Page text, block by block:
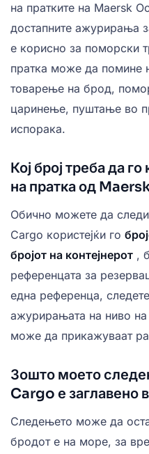
на пратките на Maersk
достапните ажурирања
е корисно за поморски
пратка може да помине
товарење на брод,
царинење, пуштање во
испорака.
Кој број треба да
на пратка од
Обично можете да
Cargo користејќи го
бројот на контејнерот ,
референцата за
една референца,
ажурирањата на ниво на
може да прикажуваат
Зошто моето
Cargo е заглавено
Следењето може да
бродот е на море, за